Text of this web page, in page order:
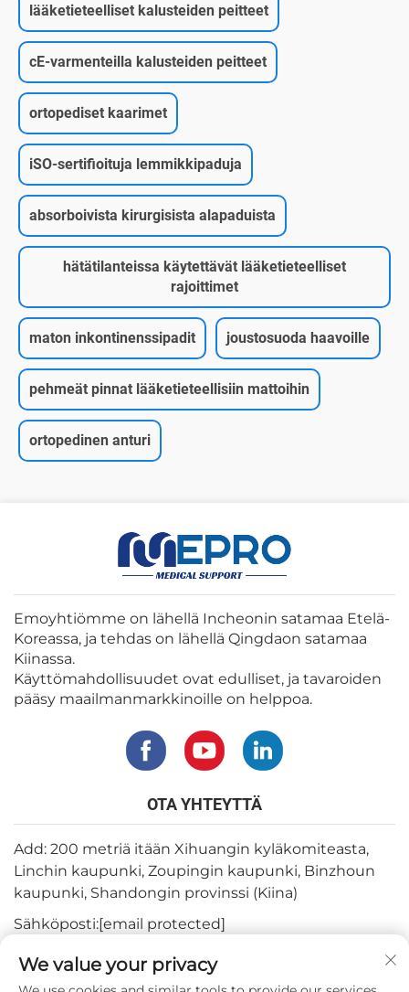
lääketieteelliset kalusteiden peitteet
cE-varmenteilla kalusteiden peitteet
ortopediset kaarimet
iSO-sertifioituja lemmikkipaduja
absorboivista kirurgisista alapaduista
hätätilanteissa käytettävät lääketieteelliset
rajoittimet
maton inkontinenssipadit joustosuoda haavoille
pehmeät pinnat lääketieteellisiin mattoihin
ortopedinen anturi
Emoyhtiömme on lähellä Incheonin satamaa Etelä-
Koreassa, ja tehdas on lähellä Qingdaon satamaa
Kiinassa.
Käyttömahdollisuudet ovat edulliset, ja tavaroiden
pääsy maailmanmarkkinoille on helppoa.
OTA YHTEYTTÄ
Add: 200 metriä itään Xihuangin kyläkomiteasta,
Linchin kaupunki, Zoupingin kaupunki, Binzhoun
kaupunki, Shandongin provinssi (Kiina)
Sähköposti:[email protected]
Puh:
+82-3180427370
Puhelin:+86-15564344404
We value your privacy